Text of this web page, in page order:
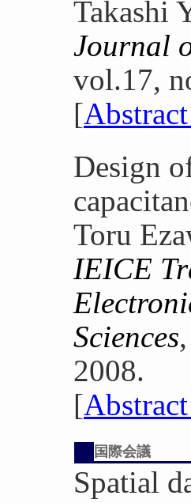
Takashi
Journal
vol.17,
[Abstract
Design
Toru
IEICE
Sciences
2008.
[Abstract
国際会議
Spatial